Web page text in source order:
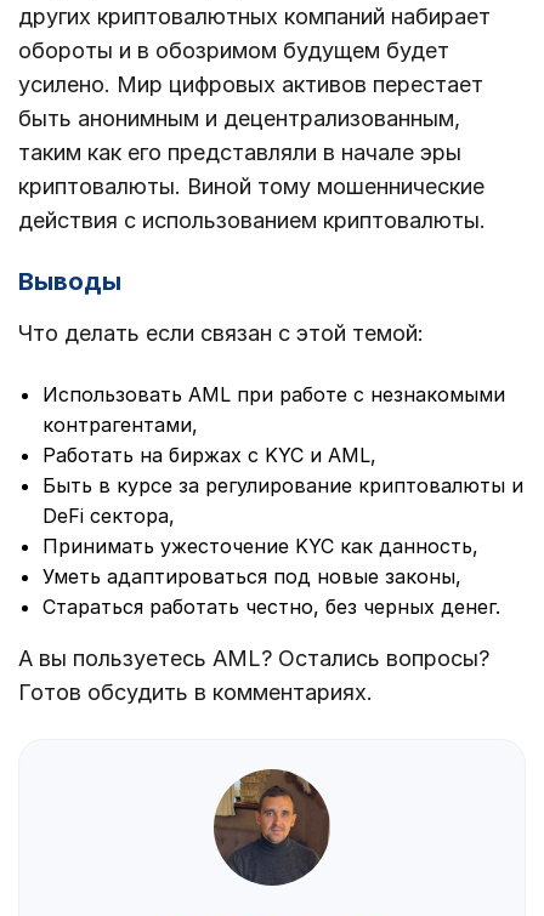
других криптовалютных компаний набирает
обороты и в обозримом будущем будет
усилено. Мир цифровых активов перестает
быть анонимным и децентрализованным,
таким как его представляли в начале эры
криптовалюты. Виной тому мошеннические
действия с использованием криптовалюты.
Выводы
Что делать если связан с этой темой:
Использовать AML при работе с незнакомыми
контрагентами,
Работать на биржах с KYC и AML,
Быть в курсе за регулирование криптовалюты и
DeFi сектора,
Принимать ужесточение KYC как данность,
Уметь адаптироваться под новые законы,
Стараться работать честно, без черных денег.
А вы пользуетесь AML? Остались вопросы?
Готов обсудить в комментариях.